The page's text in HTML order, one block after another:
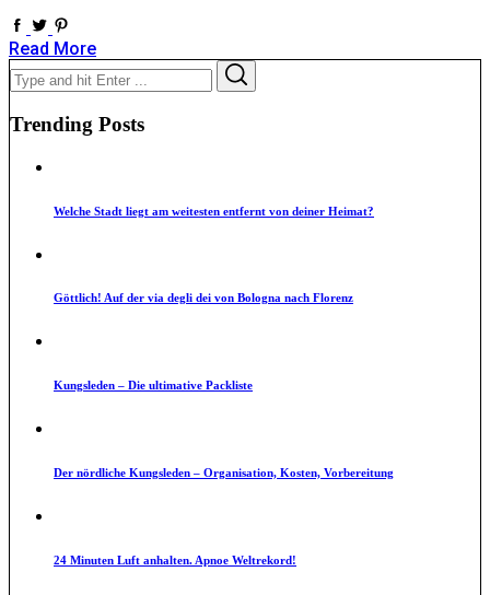
Read More
Search
for:
Trending Posts
Welche Stadt liegt am weitesten entfernt von deiner Heimat?
Göttlich! Auf der via degli dei von Bologna nach Florenz
Kungsleden – Die ultimative Packliste
Der nördliche Kungsleden – Organisation, Kosten, Vorbereitung
24 Minuten Luft anhalten. Apnoe Weltrekord!